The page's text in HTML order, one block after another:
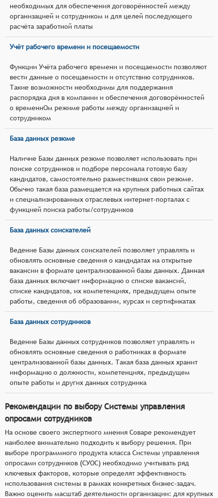
необходимых для обеспечения договорённостей между
организацией и сотрудником и для целей последующего
расчёта заработной платы
Учёт рабочего времени и посещаемости
Функции Учёта рабочего времени и посещаемости позволяют
вести данные о посещаемости и отсутствию сотрудников.
Такие возможности необходимы для поддержания
распорядка дня в компании и обеспечения договорённостей
о временнОм режиме работы между организацией и
сотрудником
База данных резюме
Наличие Базы данных резюме позволяет использовать при
поиске сотрудников и подборе персонала готовую базу
кандидатов, самостоятельно разместивших свои резюме.
Обычно такая база размещается на крупных работных сайтах
и специализированных отраслевых интернет-порталах с
функцией поиска работы/сотрудников
База данных соискателей
Ведение Базы данных соискателей позволяет управлять и
обновлять основные сведения о кандидатах на открытые
вакансии в формате централизованной базы данных. Данная
база данных включает информацию о списке вакансий,
списке кандидатов, их компетенциях, предыдущем опыте
работы, сведения об образовании, курсах и сертификатах
База данных сотрудников
Ведение Базы данных сотрудников позволяет управлять и
обновлять основные сведения о работниках в формате
централизованной базы данных. Такая база данных хранит
информацию о должности, компетенциях, предыдущем
опыте работы и других данных сотрудника
Рекомендации по выбору Системы управления
опросами сотрудников
На основе своего экспертного мнения Соваре рекомендует
наиболее внимательно подходить к выбору решения. При
выборе программного продукта класса Системы управления
опросами сотрудников (СУОС) необходимо учитывать ряд
ключевых факторов, которые определят эффективность
использования системы в рамках конкретных бизнес-задач.
Важно оценить масштаб деятельности организации: для крупных